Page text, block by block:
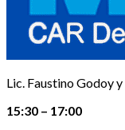
Lic. Faustino Godoy
15:30 – 17:00